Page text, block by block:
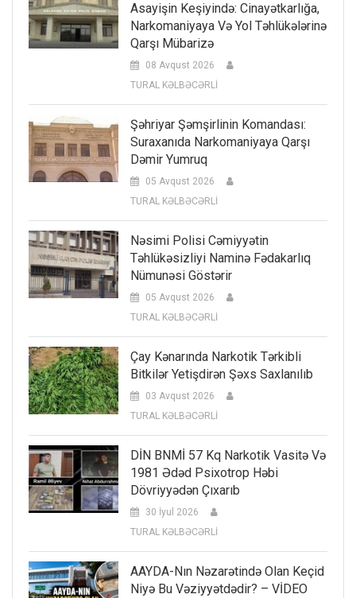
Asayişin Keşiyində: Cinayətkarlığa,
Narkomaniyaya Və Yol Təhlükələrinə
Qarşı Mübarizə
08 Avqust 2026
TURAL KƏLBƏCƏRLİ
Şəhriyar Şəmşirlinin Komandası:
Suraxanıda Narkomaniyaya Qarşı
Dəmir Yumruq
05 Avqust 2026
TURAL KƏLBƏCƏRLİ
Nəsimi Polisi Cəmiyyətin
Təhlükəsizliyi Naminə Fədakarlıq
Nümunəsi Göstərir
05 Avqust 2026
TURAL KƏLBƏCƏRLİ
Çay Kənarında Narkotik Tərkibli
Bitkilər Yetişdirən Şəxs Saxlanılıb
03 Avqust 2026
TURAL KƏLBƏCƏRLİ
DİN BNMİ 57 Kq Narkotik Vasitə Və
1981 Ədəd Psixotrop Həbi
Dövriyyədən Çıxarıb
30 İyul 2026
TURAL KƏLBƏCƏRLİ
AAYDA-Nın Nəzarətində Olan Keçid
Niyə Bu Vəziyyətdədir? – VİDEO